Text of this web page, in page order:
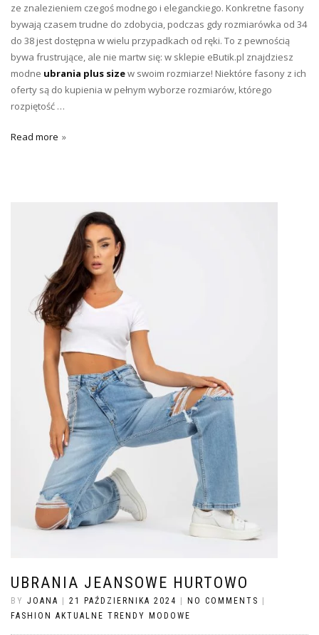
ze znalezieniem czegoś modnego i eleganckiego. Konkretne fasony
bywają czasem trudne do zdobycia, podczas gdy rozmiarówka od 34
do 38 jest dostępna w wielu przypadkach od ręki. To z pewnością
bywa frustrujące, ale nie martw się: w sklepie eButik.pl znajdziesz
modne ubrania plus sizew swoim rozmiarze! Niektóre fasony z ich
oferty są do kupienia w pełnym wyborze rozmiarów, którego
rozpiętość …
Read more
UBRANIA JEANSOWE HURTOWO
BY JOANA 21 PAŹDZIERNIKA 2024 NO COMMENTS
FASHION AKTUALNE TRENDY MODOWE